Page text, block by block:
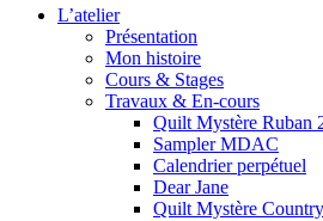
L’atelier
Présentation
Mon histoire
Cours & Stages
Travaux & En-cours
Quilt Mystère Ruban
Sampler MDAC
Calendrier perpétuel
Dear Jane
Quilt Mystère Country